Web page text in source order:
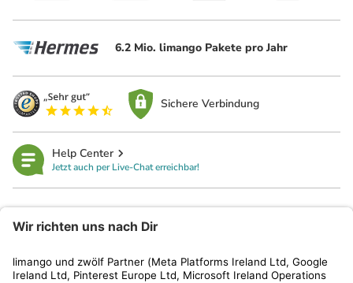
6.2 Mio. limango Pakete pro Jahr
Sichere Verbindung
Help Center
Jetzt auch per Live-Chat erreichbar!